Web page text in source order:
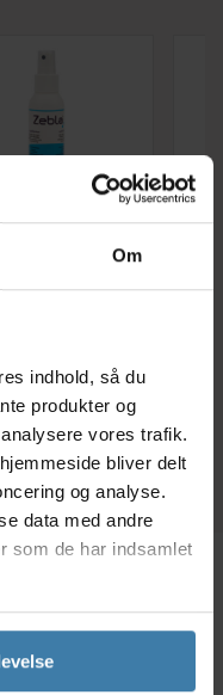
Om
indhold, så du
produkter og
vores trafik.
bliver delt
og analyse.
data med andre
som de har indsamlet
+10 på lager